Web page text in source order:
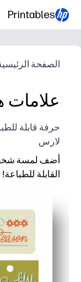
Printables
الصفحة
علامات
حرفة قابلة
لارس
أضف لمسة
القابلة للطباعة!
تصميمات
اجعلها
متعة للأطفال